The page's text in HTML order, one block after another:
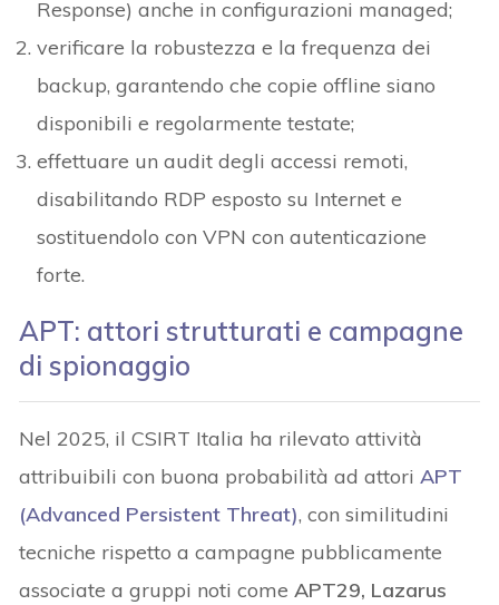
Response) anche in configurazioni managed;
verificare la robustezza e la frequenza dei
backup, garantendo che copie offline siano
disponibili e regolarmente testate;
effettuare un audit degli accessi remoti,
disabilitando RDP esposto su Internet e
sostituendolo con VPN con autenticazione
forte.
APT: attori strutturati e campagne
di spionaggio
Nel 2025, il CSIRT Italia ha rilevato attività
attribuibili con buona probabilità ad attoriAPT
(Advanced Persistent Threat), con similitudini
tecniche rispetto a campagne pubblicamente
associate a gruppi noti comeAPT29, Lazarus